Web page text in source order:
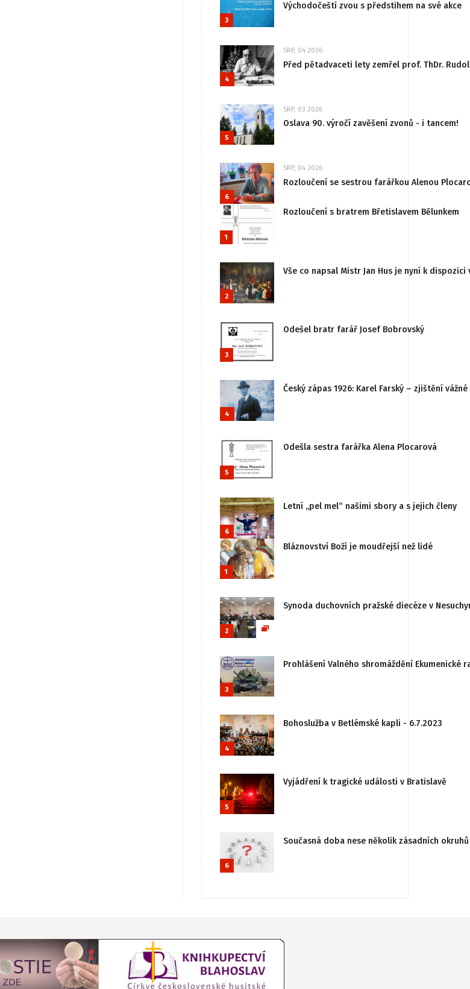
3
Východočeští zvou s předstihem na své akce
4
SRP, 04 2026
Před pětadvaceti lety zemřel prof. ThDr.
5
SRP, 03 2026
Oslava 90. výročí zavěšení zvonů - i tancem!
6
SRP, 04 2026
Rozloučení se sestrou farářkou Alenou
1
Rozloučení s bratrem Břetislavem Bělunkem
2
Vše co napsal Mistr Jan Hus je nyní k
3
Odešel bratr farář Josef Bobrovský
4
Český zápas 1926: Karel Farský – zjištění
5
Odešla sestra farářka Alena Plocarová
6
Letní „pel mel“ našimi sbory a s jejich členy
1
Bláznovství Boží je moudřejší než lidé
2
Synoda duchovních pražské diecéze v
3
Prohlášení Valného shromáždění
4
Bohoslužba v Betlémské kapli - 6.7.2023
5
Vyjádření k tragické události v Bratislavě
6
Současná doba nese několik zásadních